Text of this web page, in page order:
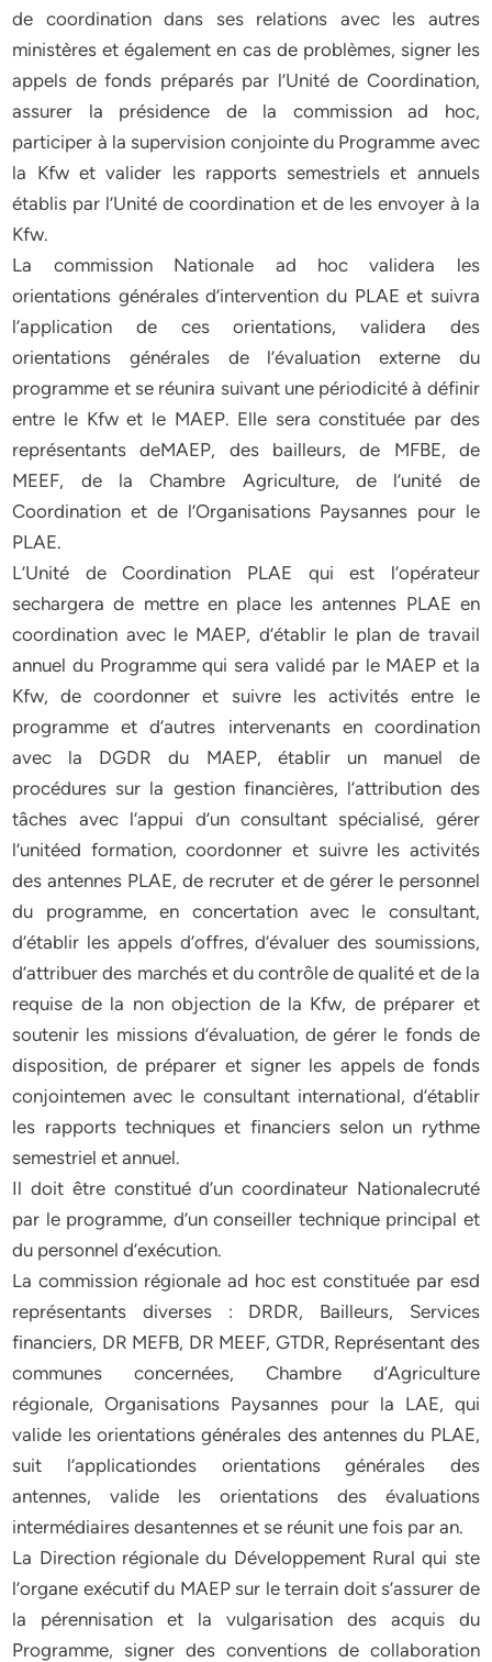
de coordination dans ses relations avec les autres
ministères et également en cas de problèmes, signer les
appels de fonds préparés par l’Unité de Coordination,
assurer la présidence de la commission ad hoc,
participer à la supervision conjointe du Programme avec
la Kfw et valider les rapports semestriels et annuels
établis par l’Unité de coordination et de les envoyer à la
Kfw.
La commission Nationale ad hoc validera les
orientations générales d’intervention du PLAE et suivra
l’application de ces orientations, validera des
orientations générales de l’évaluation externe du
programme et se réunira suivant une périodicité à définir
entre le Kfw et le MAEP. Elle sera constituée par des
représentants deMAEP, des bailleurs, de MFBE, de
MEEF, de la Chambre Agriculture, de l’unité de
Coordination et de l’Organisations Paysannes pour le
PLAE.
L’Unité de Coordination PLAE qui est l’opérateur
sechargera de mettre en place les antennes PLAE en
coordination avec le MAEP, d’établir le plan de travail
annuel du Programme qui sera validé par le MAEP et la
Kfw, de coordonner et suivre les activités entre le
programme et d’autres intervenants en coordination
avec la DGDR du MAEP, établir un manuel de
procédures sur la gestion financières, l’attribution des
tâches avec l’appui d’un consultant spécialisé, gérer
l’unitéed formation, coordonner et suivre les activités
des antennes PLAE, de recruter et de gérer le personnel
du programme, en concertation avec le consultant,
d’établir les appels d’offres, d’évaluer des soumissions,
d’attribuer des marchés et du contrôle de qualité et de la
requise de la non objection de la Kfw, de préparer et
soutenir les missions d’évaluation, de gérer le fonds de
disposition, de préparer et signer les appels de fonds
conjointemen avec le consultant international, d’établir
les rapports techniques et financiers selon un rythme
semestriel et annuel.
Il doit être constitué d’un coordinateur Nationalecruté
par le programme, d’un conseiller technique principal et
du personnel d’exécution.
La commission régionale ad hoc est constituée par esd
représentants diverses : DRDR, Bailleurs, Services
financiers, DR MEFB, DR MEEF, GTDR, Représentant des
communes concernées, Chambre d’Agriculture
régionale, Organisations Paysannes pour la LAE, qui
valide les orientations générales des antennes du PLAE,
suit l’applicationdes orientations générales des
antennes, valide les orientations des évaluations
intermédiaires desantennes et se réunit une fois par an.
La Direction régionale du Développement Rural qui ste
l’organe exécutif du MAEP sur le terrain doit s’assurer de
la pérennisation et la vulgarisation des acquis du
Programme, signer des conventions de collaboration